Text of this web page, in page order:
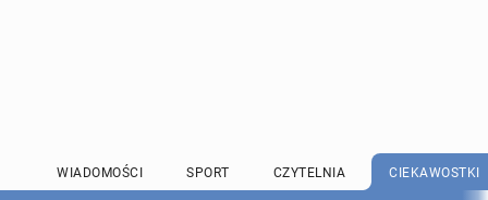
WIADOMOŚCI SPORT CZYTELNIA CIEKAWOSTKI